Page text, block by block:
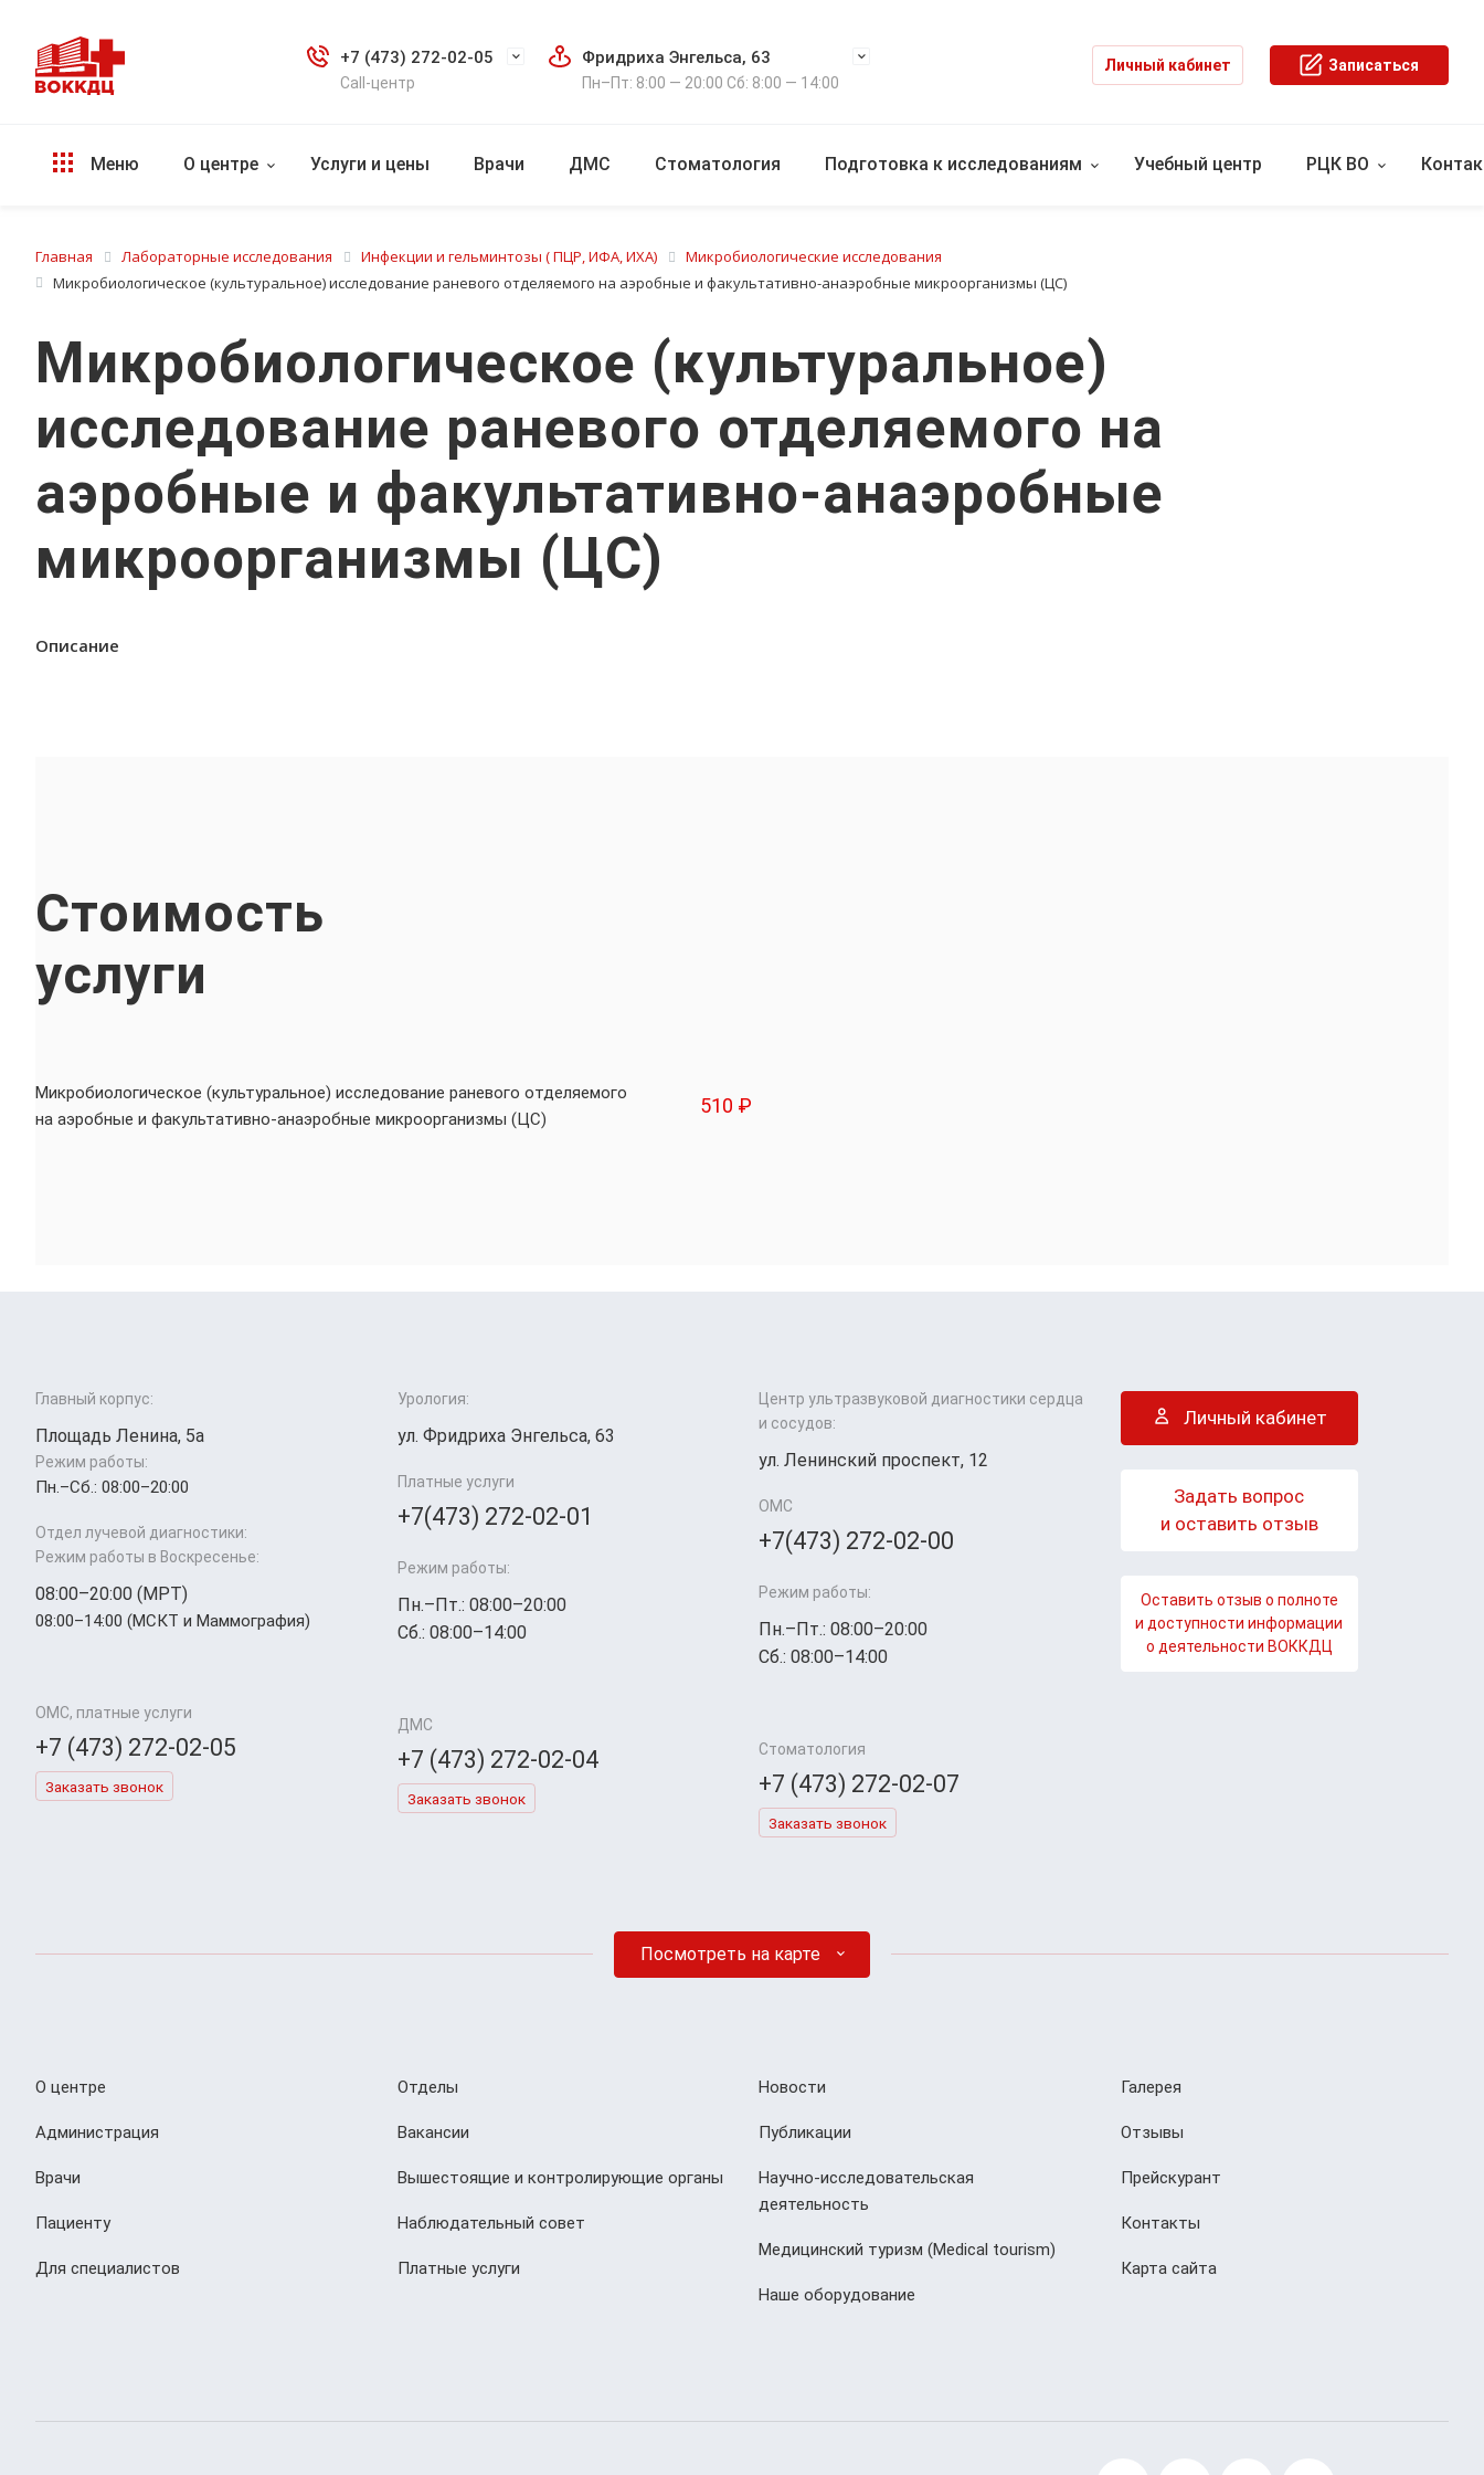
+7 (473) 272-02-05
Call-центр
Фридриха Энгельса, 63
Пн–Пт: 8:00 — 20:00 Сб: 8:00 — 14:00
Личный кабинет Записаться
Меню О центре Услуги и цены Врачи ДМС Стоматология Подготовка к исследованиям Учебный центр РЦК ВО
Главная Лабораторные исследования Инфекции и гельминтозы ( ПЦР, ИФА, ИХА)
Микробиологические исследования
Микробиологическое (культуральное) исследование раневого отделяемого на аэробные и факультативно-анаэробные микроорганизмы (ЦС)
Микробиологическое (культуральное)
исследование раневого отделяемого на
аэробные и факультативно-анаэробные
микроорганизмы (ЦС)
Описание
Стоимость
услуги
Микробиологическое (культуральное) исследование раневого отделяемого
на аэробные и факультативно-анаэробные микроорганизмы (ЦС)
510 ₽
Главный корпус:
Площадь Ленина, 5а
Режим работы:
Пн.–Cб.: 08:00–20:00
Отдел лучевой диагностики:
Режим работы в Воскресенье:
08:00–20:00 (МРТ)
08:00–14:00 (МСКТ и Маммография)
ОМС, платные услуги
+7 (473) 272-02-05
Заказать звонок
Урология:
ул. Фридриха Энгельса, 63
Платные услуги
+7(473) 272-02-01
Режим работы:
Пн.–Пт.: 08:00–20:00
Сб.: 08:00–14:00
ДМС
+7 (473) 272-02-04
Заказать звонок
Центр ультразвуковой диагностики сердца
и сосудов:
ул. Ленинский проспект, 12
ОМС
+7(473) 272-02-00
Режим работы:
Пн.–Пт.: 08:00–20:00
Сб.: 08:00–14:00
Стоматология
+7 (473) 272-02-07
Заказать звонок
Личный кабинет
Задать вопрос
и оставить отзыв
Оставить отзыв о полноте
и доступности информации
о деятельности ВОККДЦ
Посмотреть на карте
О центре
Администрация
Врачи
Пациенту
Для специалистов
Отделы
Вакансии
Вышестоящие и контролирующие органы
Наблюдательный совет
Платные услуги
Новости
Публикации
Научно-исследовательская
деятельность
Медицинский туризм (Мedical tourism)
Наше оборудование
Галерея
Отзывы
Прейскурант
Контакты
Карта сайта